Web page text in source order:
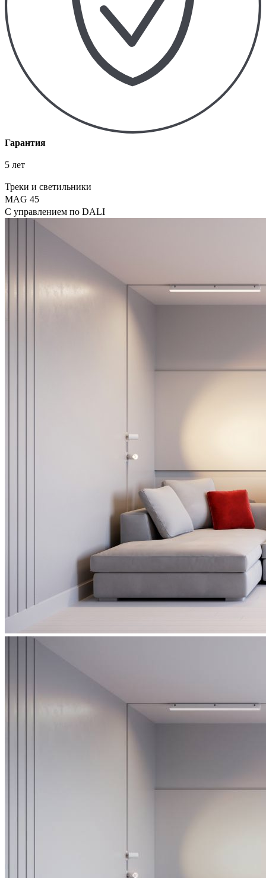
Гарантия
5 лет
Треки и светильники
MAG 45
С управлением по DALI